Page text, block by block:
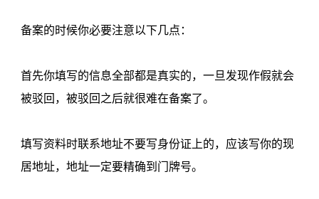
备案的时候你必要注意以下几点：
首先你填写的信息全部都是真实的，一旦发现作假就会
被驳回，被驳回之后就很难在备案了。
填写资料时联系地址不要写身份证上的，应该写你的现
居地址，地址一定要精确到门牌号。